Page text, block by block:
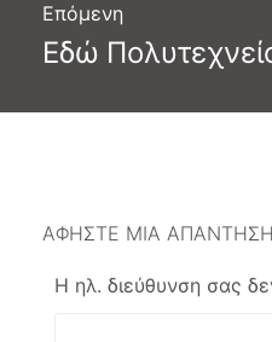
Επόμενη
Επόμενο
Εδώ
ΑΦΉΣΤΕ ΜΙΑ ΑΠΆΝΤΗΣΗ
Η ηλ. διεύθυνση σας